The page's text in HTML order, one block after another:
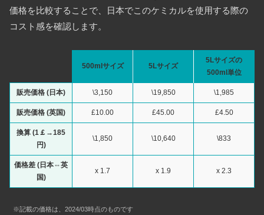
価格を比較することで、日本でこのケミカルを使用する際の
コスト感を確認します。
500mlサイズ 5Lサイズ
5Lサイズの
500ml単位
販売価格 (日本) \3,150 \19,850 \1,985
販売価格 (英国) £10.00 £45.00 £4.50
換算 (1￡→185
円)
\1,850 \10,640 \833
価格差 (日本⇔英
国)
x 1.7 x 1.9 x 2.3
※記載の価格は、2024/03時点のものです